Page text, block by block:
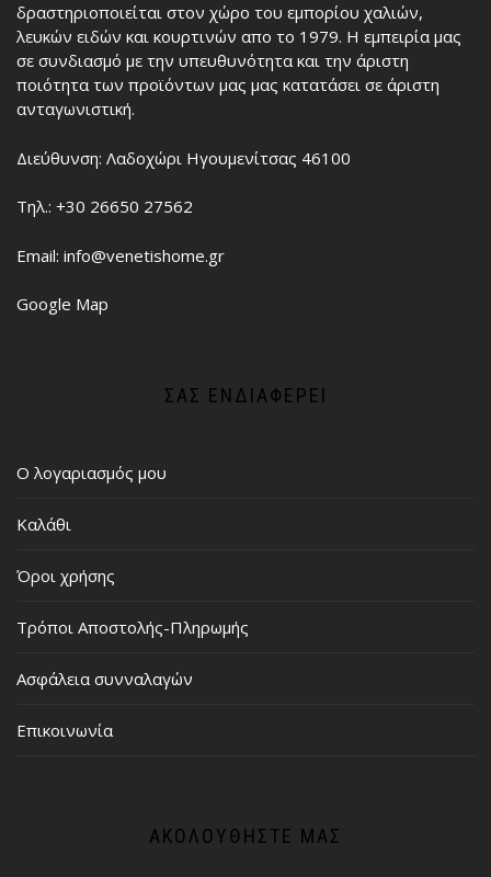
δραστηριοποιείται στον χώρο του εμπορίου χαλιών,
λευκών ειδών και κουρτινών απο το 1979. Η εμπειρία μας
σε συνδιασμό με την υπευθυνότητα και την άριστη
ποιότητα των προϊόντων μας μας κατατάσει σε άριστη
ανταγωνιστική.
Διεύθυνση: Λαδοχώρι Ηγουμενίτσας 46100
Τηλ.: +30 26650 27562
Email: info@venetishome.gr
Google Map
ΣΑΣ ΕΝΔΙΑΦΈΡΕΙ
Ο λογαριασμός μου
Καλάθι
Όροι χρήσης
Τρόποι Αποστολής-Πληρωμής
Ασφάλεια συνναλαγών
Επικοινωνία
ΑΚΟΛΟΥΘΉΣΤΕ ΜΑΣ